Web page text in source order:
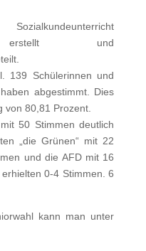
erstellt und
139 Schülerinnen und
abgestimmt. Dies
von 80,81 Prozent.
50 Stimmen deutlich
„die Grünen“ mit 22
und die AFD mit 16
0-4 Stimmen. 6
kann man unter